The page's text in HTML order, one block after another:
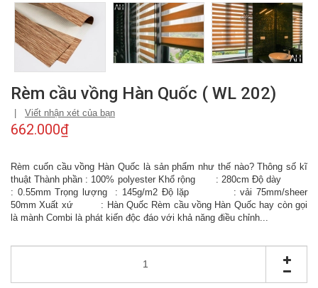
Rèm cầu vồng Hàn Quốc ( WL 202)
Viết nhận xét của bạn
662.000₫
Rèm cuốn cầu vồng Hàn Quốc là sản phẩm như thế nào? Thông số kĩ
thuật Thành phần : 100% polyester Khổ rộng : 280cm Độ dày
: 0.55mm Trọng lượng : 145g/m2 Độ lặp : vải 75mm/sheer
50mm Xuất xứ : Hàn Quốc Rèm cầu vồng Hàn Quốc hay còn gọi
là mành Combi là phát kiến độc đáo với khả năng điều chỉnh...